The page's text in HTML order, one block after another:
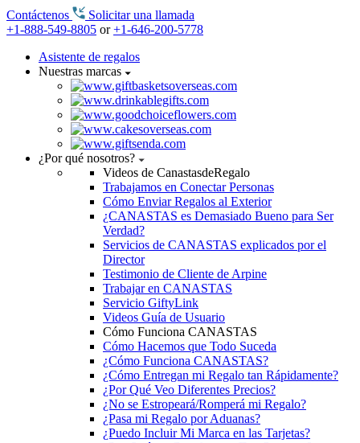
Contáctenos
Solicitar una llamada
+1-888-549-8805 or+1-646-200-5778
Asistente de regalos
Nuestras marcas
¿Por qué nosotros?
Videos de CanastasdeRegalo
Trabajamos en Conectar Personas
Cómo Enviar Regalos al Exterior
¿CANASTAS es Demasiado Bueno para Ser
Verdad?
Servicios de CANASTAS explicados por el
Director
Testimonio de Cliente de Arpine
Trabajar en CANASTAS
Servicio GiftyLink
Videos Guía de Usuario
Cómo Funciona CANASTAS
Cómo Hacemos que Todo Suceda
¿Cómo Funciona CANASTAS?
¿Cómo Entregan mi Regalo tan Rápidamente?
¿Por Qué Veo Diferentes Precios?
¿No se Estropeará/Romperá mi Regalo?
¿Pasa mi Regalo por Aduanas?
¿Puedo Incluir Mi Marca en las Tarjetas?